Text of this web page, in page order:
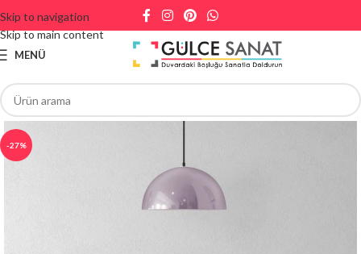
Skip to navigation
Skip to main content
MENÜ
-27%